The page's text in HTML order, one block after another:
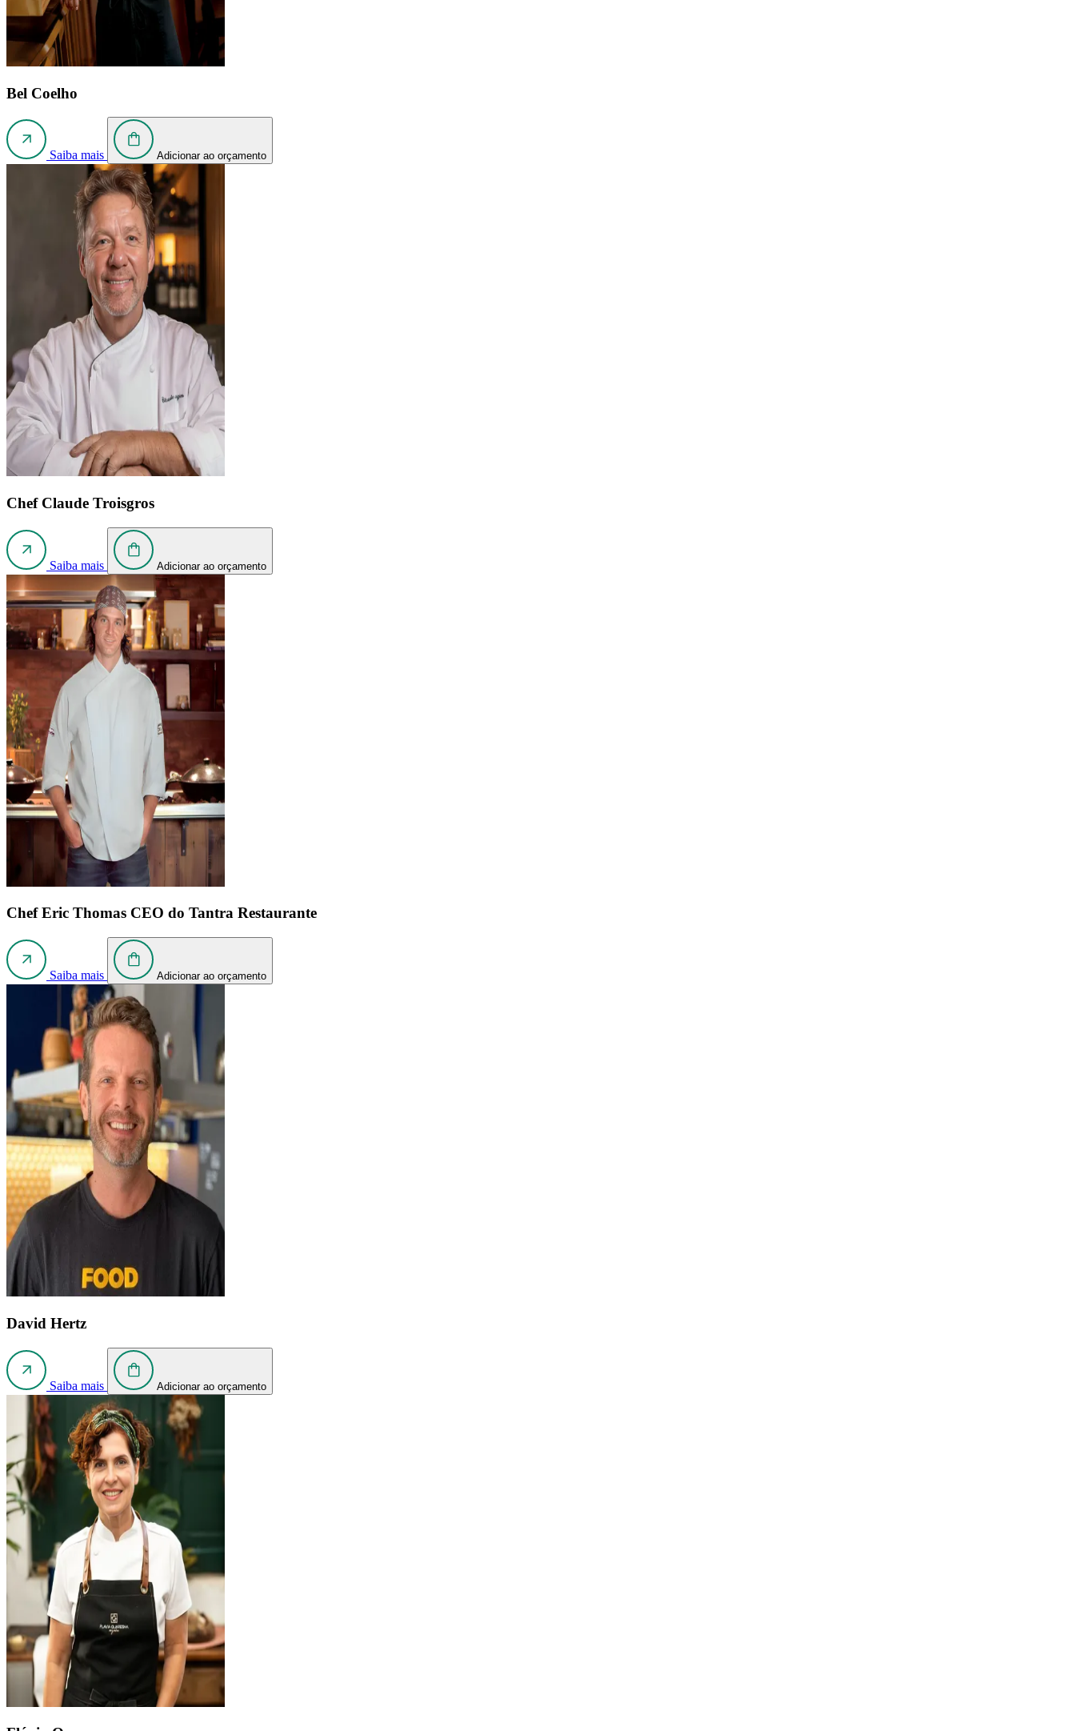
Bel Coelho
Saiba mais Adicionar ao orçamento
Chef Claude Troisgros
Saiba mais Adicionar ao orçamento
Chef Eric Thomas CEO do Tantra Restaurante
Saiba mais Adicionar ao orçamento
David Hertz
Saiba mais Adicionar ao orçamento